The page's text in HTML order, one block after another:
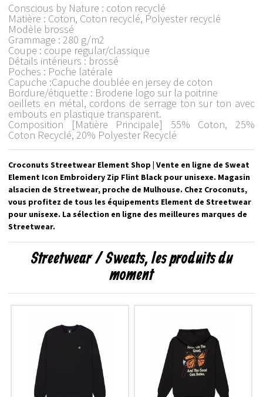
Conscious by Nature : coton recyclé
Matière : Coton, Coton recyclé, Polyester recyclé
Modèle brossé
Grammage : 280 g/m2
Coupe : coupe regular/classique
Détails intérieurs : brossé
Poches : Poche latérale
Capuche :Capuche doublée en jersey de coton
Bordure/étiquette : Broderie logo sur la poitrine
oeillets en métal, cordons de serrage ton sur ton avec
embouts en plastique transparent.
Composition [Matière Principale] 55% Coton, 25%
Coton Recyclé, 20% Polyester Recyclé
Croconuts Streetwear Element Shop | Vente en ligne de Sweat
Element Icon Embroidery Zip Flint Black pour unisexe. Magasin
alsacien de Streetwear, proche de Mulhouse. Chez Croconuts,
vous profitez de tous les équipements Element de Streetwear
pour unisexe. La sélection en ligne des meilleures marques de
Streetwear.
Streetwear / Sweats, les produits du
moment